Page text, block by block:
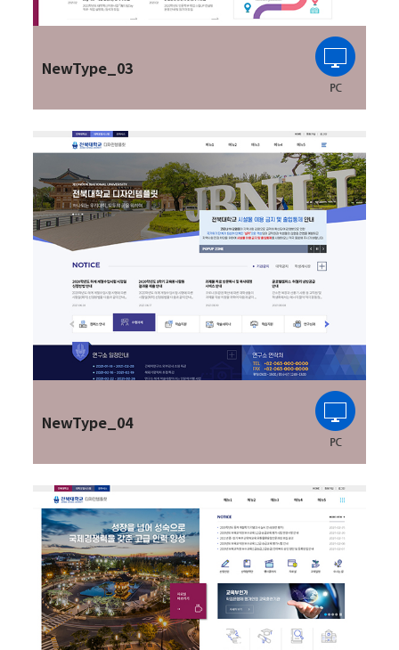
NewType_03
NewType_04